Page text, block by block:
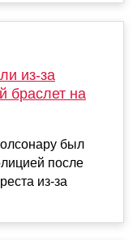
из-за
браслет на
был
после
из-за